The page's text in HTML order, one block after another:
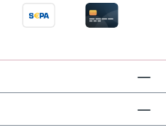
× 170 cm, mit
Farbe: White/Blue
Handwäsche
nicht im Trockner